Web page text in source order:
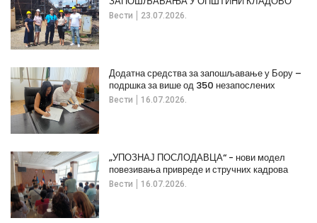
Вести 23.07.2026.
Вести 16.07.2026.
Додатна средства за запошљавање у Бору –
подршка за више од 350 незапослених
Вести 16.07.2026.
„УПОЗНАЈ ПОСЛОДАВЦА“ - нови модел
повезивања привреде и стручних кадрова